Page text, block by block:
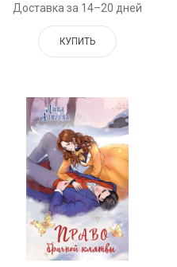
Доставка за 14–20 дней
КУПИТЬ